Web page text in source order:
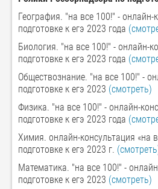
География. "на все 100!" - онлайн-
подготовке к егэ 2023 года
Биология. "на все 100!" - онлайн-
подготовке к егэ 2023 года
Обществознание. "на все 100!" -
подготовке к егэ 2023 (смотреть)
Физика. "на все 100!" - онлайн-
подготовке к егэ 2023 года
Химия. онлайн-консультация «на
подготовке к егэ 2023 г.
Математика. "на все 100!" -
подготовке к егэ 2023 (смотреть)